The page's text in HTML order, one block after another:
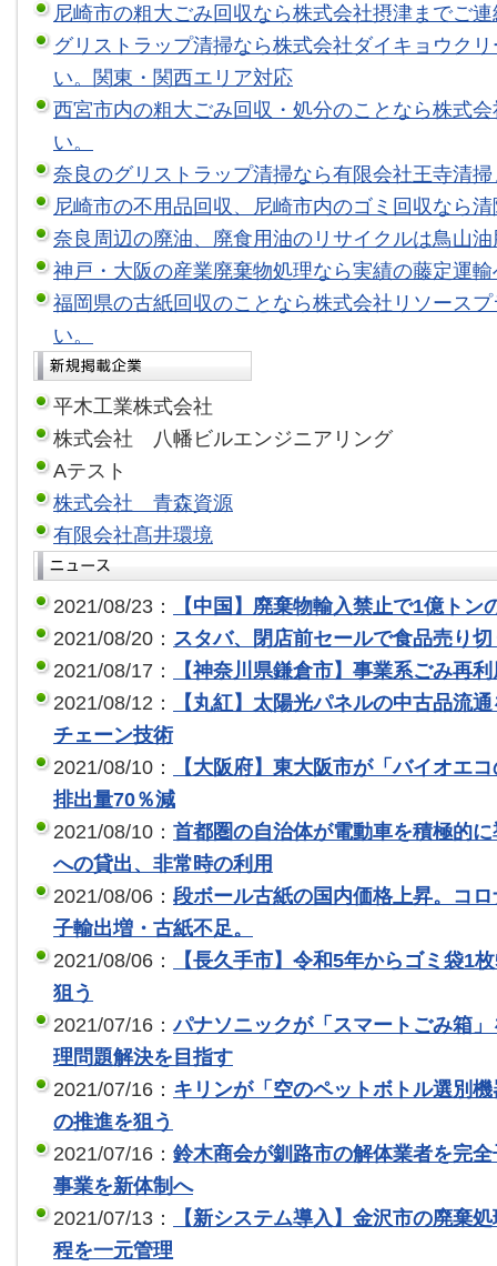
尼崎市の粗大ごみ回収なら株式会社摂津までご
グリストラップ清掃なら株式会社ダイキョウク
い。関東・関西エリア対応
西宮市内の粗大ごみ回収・処分のことなら株式
い。
奈良のグリストラップ清掃なら有限会社王寺清
尼崎市の不用品回収、尼崎市内のゴミ回収なら
奈良周辺の廃油、廃食用油のリサイクルは鳥山
神戸・大阪の産業廃棄物処理なら実績の藤定運輸
福岡県の古紙回収のことなら株式会社リソース
い。
平木工業株式会社
株式会社 八幡ビルエンジニアリング
Aテスト
株式会社 青森資源
有限会社髙井環境
2021/08/23：
【中国】廃棄物輸入禁止で1億トン
2021/08/20： スタバ、閉店前セールで食品売り
2021/08/17：
【神奈川県鎌倉市】事業系ごみ再
2021/08/12：
【丸紅】太陽光パネルの中古品流
チェーン技術
2021/08/10：
【大阪府】東大阪市が「バイオエ
排出量70％減
2021/08/10： 首都圏の自治体が電動車を積極的
への貸出、非常時の利用
2021/08/06： 段ボール古紙の国内価格上昇。コ
子輸出増・古紙不足。
2021/08/06：
【長久手市】令和5年からゴミ袋1
狙う
2021/07/16：パナソニックが「スマートごみ箱
理問題解決を目指す
2021/07/16： キリンが「空のペットボトル選別
の推進を狙う
2021/07/16： 鈴木商会が釧路市の解体業者を完
事業を新体制へ
2021/07/13：
【新システム導入】金沢市の廃棄
程を一元管理